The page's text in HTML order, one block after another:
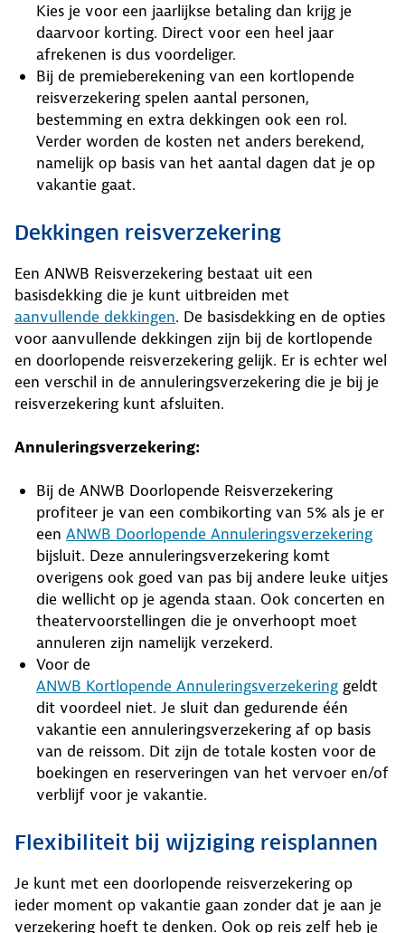
Kies je voor een jaarlijkse betaling dan krijg je
daarvoor korting. Direct voor een heel jaar
afrekenen is dus voordeliger.
Bij de premieberekening van een kortlopende
reisverzekering spelen aantal personen,
bestemming en extra dekkingen ook een rol.
Verder worden de kosten net anders berekend,
namelijk op basis van het aantal dagen dat je op
vakantie gaat.
Dekkingen reisverzekering
Een ANWB Reisverzekering bestaat uit een
basisdekking die je kunt uitbreiden met
aanvullende dekkingen. De basisdekking en de opties
voor aanvullende dekkingen zijn bij de kortlopende
en doorlopende reisverzekering gelijk. Er is echter wel
een verschil in de annuleringsverzekering die je bij je
reisverzekering kunt afsluiten.
Annuleringsverzekering:
Bij de ANWB Doorlopende Reisverzekering
profiteer je van een combikorting van 5% als je er
een ANWB Doorlopende Annuleringsverzekering
bijsluit. Deze annuleringsverzekering komt
overigens ook goed van pas bij andere leuke uitjes
die wellicht op je agenda staan. Ook concerten en
theatervoorstellingen die je onverhoopt moet
annuleren zijn namelijk verzekerd.
Voor de
ANWB Kortlopende Annuleringsverzekering geldt
dit voordeel niet. Je sluit dan gedurende één
vakantie een annuleringsverzekering af op basis
van de reissom. Dit zijn de totale kosten voor de
boekingen en reserveringen van het vervoer en/of
verblijf voor je vakantie.
Flexibiliteit bij wijziging reisplannen
Je kunt met een doorlopende reisverzekering op
ieder moment op vakantie gaan zonder dat je aan je
verzekering hoeft te denken. Ook op reis zelf heb je